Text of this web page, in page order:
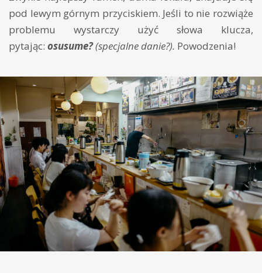
pod lewym górnym przyciskiem. Jeśli to nie rozwiąże
problemu wystarczy użyć słowa klucza,
pytając: osusume?(specjalne danie?). Powodzenia!